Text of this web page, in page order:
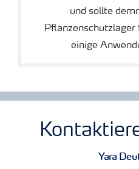
und sollte
einige
Yara